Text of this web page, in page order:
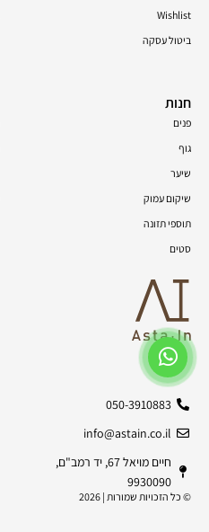
050-3910883
info@astain.co.il
חיים מויאל 67, יד רמב"ם,
9930090
© כל הזכויות שמורות | 2026
Wishlist
ביטול עסקה
חנות
פנים
גוף
שיער
שיקום עמוק
תוספי תזונה
סטים